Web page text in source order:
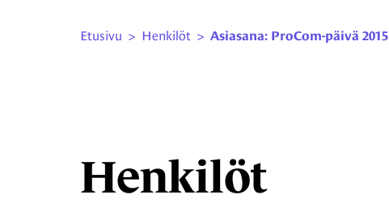
Etusivu > Henkilöt > Asiasana: ProCom-päivä 2015
Henkilöt